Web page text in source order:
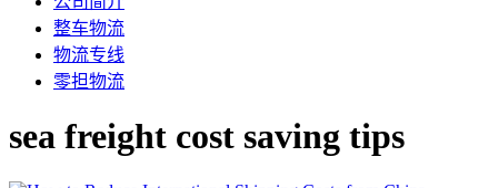
整车物流
物流专线
零担物流
sea freight cost saving tips